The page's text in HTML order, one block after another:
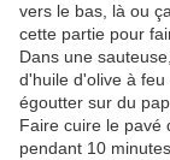
vers le bas, là ou
cette partie pour
Dans une
d'huile d'olive à
égoutter sur du
Faire cuire le pavé
pendant 10